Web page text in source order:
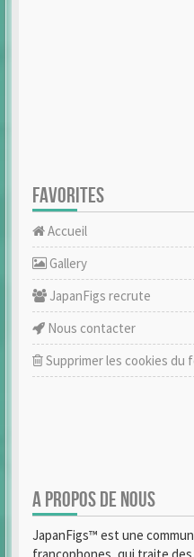
FAVORITES
Accueil
Gallery
JapanFigs recrute
Nous contacter
Supprimer les cookies du
A PROPOS DE NOUS
JapanFigs™ est une